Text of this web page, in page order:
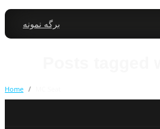
برگه نمونه
Home /